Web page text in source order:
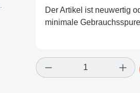
Der Artikel ist neuwertig
minimale
Produkt Anzahl: